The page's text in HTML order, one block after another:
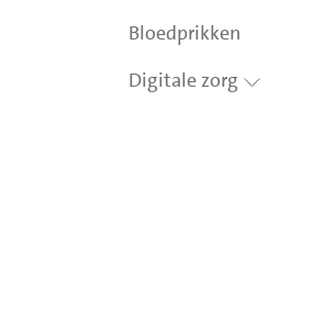
Bloedprikken
Digitale zorg